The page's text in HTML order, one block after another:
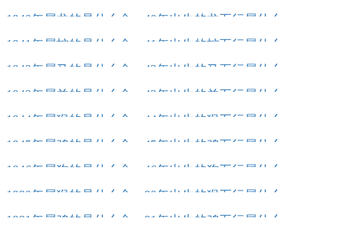
1940年属龙的是什么命，40年出生的龙五行属什么
1941年属蛇的是什么命，41年出生的蛇五行属什么
1942年属马的是什么命，42年出生的马五行属什么
1943年属羊的是什么命，43年出生的羊五行属什么
1944年属猴的是什么命，44年出生的猴五行属什么
1945年属鸡的是什么命，45年出生的鸡五行属什么
1946年属狗的是什么命，46年出生的狗五行属什么
1980年属猴的是什么命，80年出生的猴五行属什么
1981年属鸡的是什么命，81年出生的鸡五行属什么